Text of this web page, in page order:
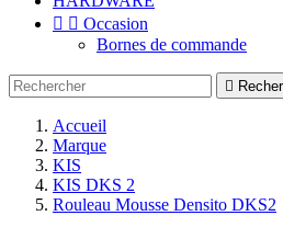
  Occasion
Bornes de commande

Accueil
Marque
KIS
KIS DKS 2
Rouleau Mousse Densito DKS2